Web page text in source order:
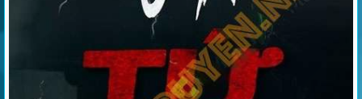
Trang chủ